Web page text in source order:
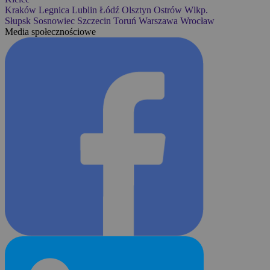
Kraków Legnica Lublin Łódź Olsztyn Ostrów Wlkp.
Słupsk Sosnowiec Szczecin Toruń Warszawa Wrocław
Media społecznościowe